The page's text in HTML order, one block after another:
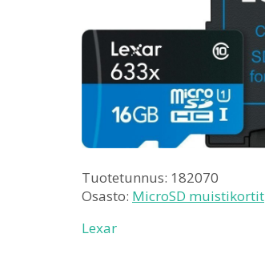
Tuotetunnus: 182070
Osasto: MicroSD muistikortit
Lexar